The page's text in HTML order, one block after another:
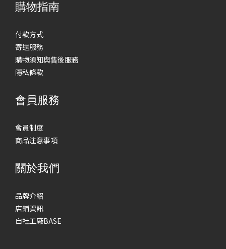
購物指南
付款方式
寄送服務
購物須知與售後服務
隱私條款
會員服務
會員制度
商品注意事項
關於我們
品牌介紹
店鋪資訊
自社工廠BASE